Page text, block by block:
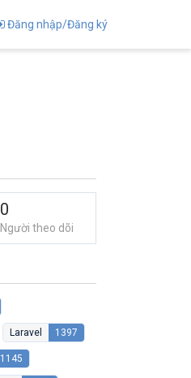
Đăng nhập/Đăng ký
0
Người theo dõi
Laravel 1397
1145